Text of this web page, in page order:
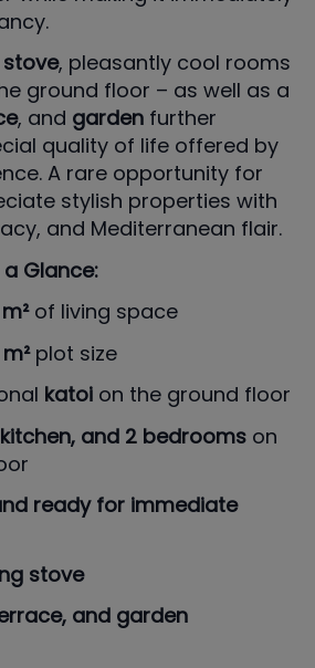
, pleasantly cool rooms
ground floor – as well as a
, and garden further
quality of life offered by
A rare opportunity for
stylish properties with
and Mediterranean flair.
Glance:
of living space
plot size
katoi on the ground floor
and 2 bedrooms on
ready for immediate
stove
and garden